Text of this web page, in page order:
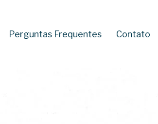
Perguntas Frequentes Contato